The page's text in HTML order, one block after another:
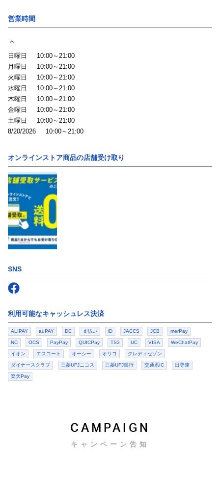
営業時間
日曜日
10:00～21:00
月曜日
10:00～21:00
火曜日
10:00～21:00
水曜日
10:00～21:00
木曜日
10:00～21:00
金曜日
10:00～21:00
土曜日
10:00～21:00
8/20/2026
10:00～21:00
オンラインストア商品の店舗受け取り
SNS
Follow us on
利用可能なキャッシュレス決済
ALIPAY auPAY DC ｄ払い iD JACCS JCB merPay
NC OCS PayPay QUICPay TS3 UC VISA WeChatPay
イオン エスコート オーシー オリコ クレディセゾン
ダイナースクラブ 三菱UFJニコス 三菱UFJ銀行 交通系IC 日専連
楽天Pay
CAMPAIGN
キャンペーン告知